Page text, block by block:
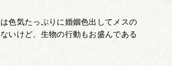
色気たっぷりに婚姻色出してメスの
いけど、生物の行動もお盛んである